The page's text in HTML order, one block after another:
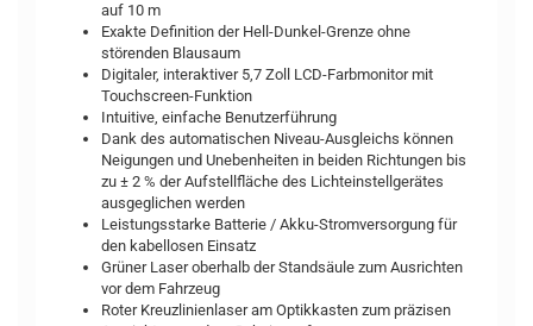
auf 10 m
Exakte Definition der Hell-Dunkel-Grenze ohne
störenden Blausaum
Digitaler, interaktiver 5,7 Zoll LCD-Farbmonitor mit
Touchscreen-Funktion
Intuitive, einfache Benutzerführung
Dank des automatischen Niveau-Ausgleichs können
Neigungen und Unebenheiten in beiden Richtungen bis
zu ± 2 % der Aufstellfläche des Lichteinstellgerätes
ausgeglichen werden
Leistungsstarke Batterie / Akku-Stromversorgung für
den kabellosen Einsatz
Grüner Laser oberhalb der Standsäule zum Ausrichten
vor dem Fahrzeug
Roter Kreuzlinienlaser am Optikkasten zum präzisen